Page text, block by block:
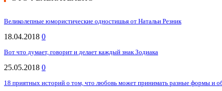
Великолепные юмористические одностишья от Натальи Резник
18.04.2018 0
Вот что думает, говорит и делает каждый знак Зодиака
25.05.2018 0
18 приятных историй о том, что любовь может принимать разные формы и